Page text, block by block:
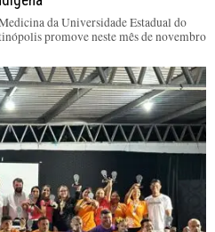
da Universidade Estadual do
promove neste mês de novembro